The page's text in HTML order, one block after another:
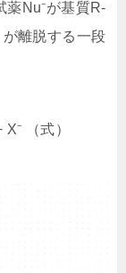
薬Nu⁻が基質R-
離脱する一段
（式）